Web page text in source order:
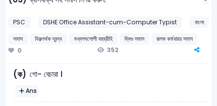
PSC DSHE Office Assistant-cum-Computer Typist
বাংলা
সমাস
বিকল্পর্থক দ্বন্দ্ব মধ্যপদলোপী বহুব্রীহি দ্বিগু সমাস
রূপক কর্মধারয় সমাস
0
352
(ক) গো- বেচারা ।
Ans